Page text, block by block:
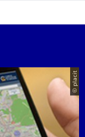
© placit